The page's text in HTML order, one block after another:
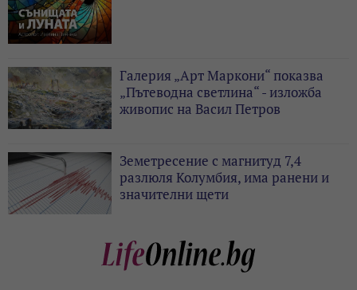
Галерия „Арт Маркони“ показва
„Пътеводна светлина“ - изложба
живопис на Васил Петров
Земетресение с магнитуд 7,4
разлюля Колумбия, има ранени и
значителни щети